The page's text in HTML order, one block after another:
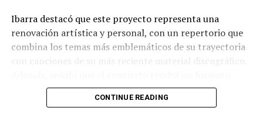
Ibarra destacó que este proyecto representa una
renovación artística y personal, con un repertorio que
combina los temas más emblemáticos de su trayectoria
con canciones de su más reciente material discográfico.
pensado para disfrutarse al aire libre, acompañado de
propuestas gastronómicas, talento local y una
CONTINUE READING